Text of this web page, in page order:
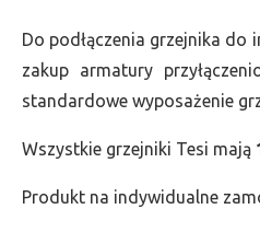
Do podłączenia grzejnika do
zakup armatury
standardowe wyposażenie
Wszystkie grzejniki Tesi mają
Produkt na indywidualne